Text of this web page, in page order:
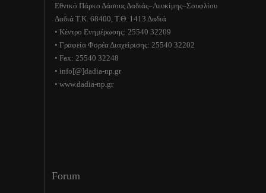
Εθνικό Πάρκο Δάσους Δαδιάς–Λευκίμης–Σουφλίου
Δαδιά Τ.Κ. 68400, Τ.Θ. 1413 Δαδιά
• Κέντρο Ενημέρωσης: 25540 32209
• Γραφεία Φορέα Διαχείρισης: 25540 32202
• Fax: 25540 32248
• info[@]dadia-np.gr
• www.dadia-np.gr
Forum